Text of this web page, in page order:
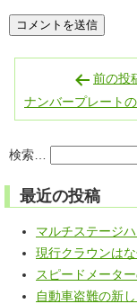
稿
ナ
ゲ
ー
シ
ョ
ン
前の投
検索…
最近の投稿
マルチステージ
現行クラウンは
スピードメータ
自動車盗難の新